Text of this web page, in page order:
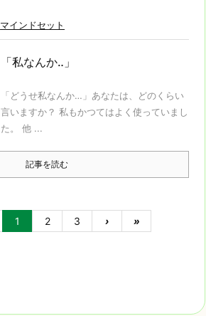
マインドセット
「私なんか‥」
「どうせ私なんか…」あなたは、どのくらい
言いますか？ 私もかつてはよく使っていまし
た。 他 ...
記事を読む
1 2 3 › »